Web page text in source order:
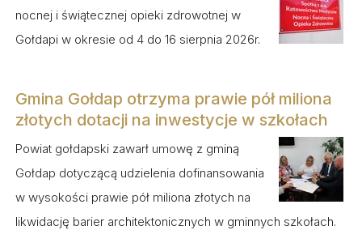
nocnej i świątecznej opieki zdrowotnej w
Gołdapi w okresie od 4 do 16 sierpnia 2026r.
Gmina Gołdap otrzyma prawie pół miliona
złotych dotacji na inwestycje w szkołach
Powiat gołdapski zawarł umowę z gminą
Gołdap dotyczącą udzielenia dofinansowania
w wysokości prawie pół miliona złotych na
likwidację barier architektonicznych w gminnych szkołach.